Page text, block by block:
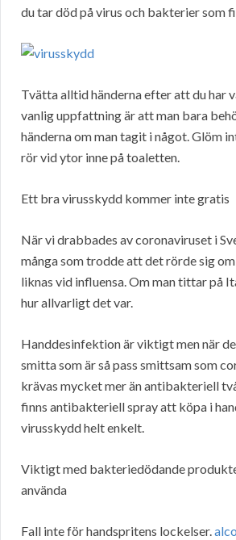
du tar död på virus och bakterier som
Tvätta alltid händerna efter att du har
vanlig uppfattning är att man bara
händerna om man tagit i något. Glöm
rör vid ytor inne på toaletten.
Ett bra virusskydd kommer inte gratis
När vi drabbades av coronaviruset i
många som trodde att det rörde sig
liknas vid influensa. Om man tittar på
hur allvarligt det var.
Handdesinfektion är viktigt men när
smitta som är så pass smittsam som
krävas mycket mer än antibakteriell
finns antibakteriell spray att köpa i
virusskydd helt enkelt.
Viktigt med bakteriedödande
använda
Fall inte för handspritens lockelser.